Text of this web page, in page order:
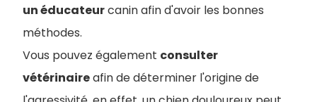
un éducateurcanin afin d'avoir les bonnes
méthodes.
Vous pouvez également consulter
vétérinaireafin de déterminer l'origine de